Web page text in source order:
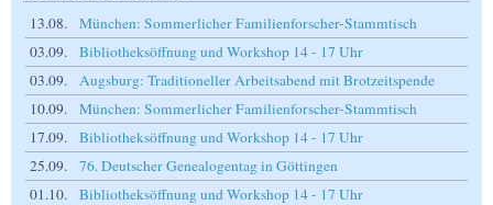
13.08.
München: Sommerlicher Familienforscher-Stammtisch
03.09.
Bibliotheksöffnung und Workshop 14 - 17 Uhr
03.09.
Augsburg: Traditioneller Arbeitsabend mit Brotzeitspende
10.09.
München: Sommerlicher Familienforscher-Stammtisch
17.09.
Bibliotheksöffnung und Workshop 14 - 17 Uhr
25.09.
76. Deutscher Genealogentag in Göttingen
01.10.
Bibliotheksöffnung und Workshop 14 - 17 Uhr